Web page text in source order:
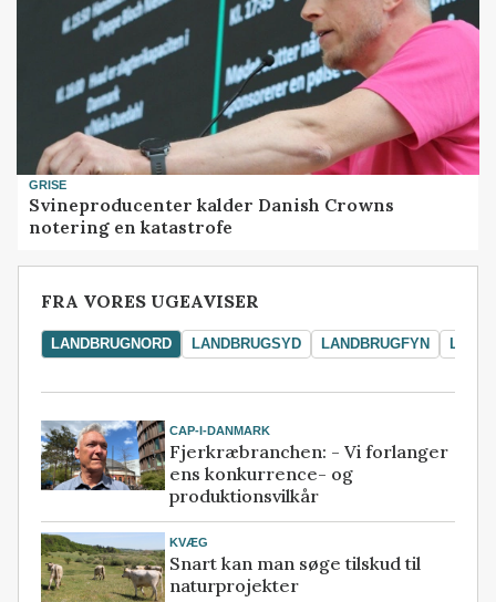
GRISE
Svineproducenter kalder Danish Crowns
notering en katastrofe
FRA VORES UGEAVISER
LANDBRUGNORD LANDBRUGSYD LANDBRUGFYN
CAP-I-DANMARK
Fjerkræbranchen: - Vi forlanger
ens konkurrence- og
produktionsvilkår
KVÆG
Snart kan man søge tilskud til
naturprojekter